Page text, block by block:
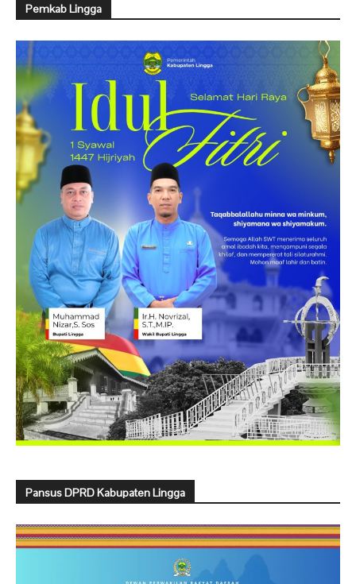
Pemkab Lingga
Pansus DPRD Kabupaten Lingga